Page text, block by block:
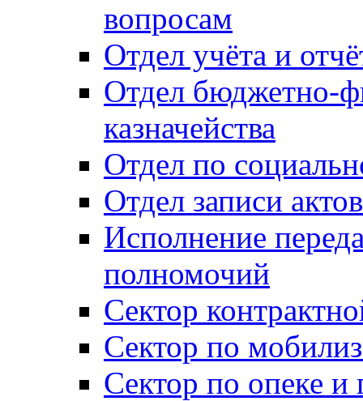
вопросам
Отдел учёта и
Отдел бюджетно-
казначейства
Отдел по
Отдел записи
Исполнение
полномочий
Сектор
Сектор по
Сектор по опеке и